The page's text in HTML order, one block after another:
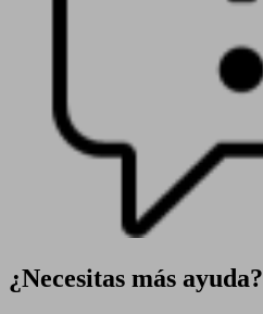
¿Necesitas más ayuda?